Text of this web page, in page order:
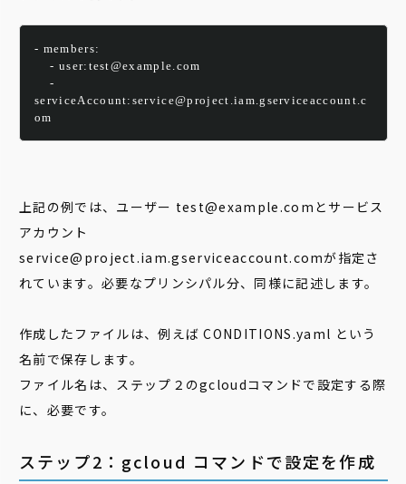
- members:
- user:test@example.com
-
serviceAccount:service@project.iam.gserviceaccount.c
om
上記の例では、ユーザー test@example.comとサービス
アカウント
service@project.iam.gserviceaccount.comが指定さ
れています。必要なプリンシパル分、同様に記述します。
作成したファイルは、例えば CONDITIONS.yaml という
名前で保存します。
ファイル名は、ステップ２のgcloudコマンドで設定する際
に、必要です。
ステップ2：gcloud コマンドで設定を作成